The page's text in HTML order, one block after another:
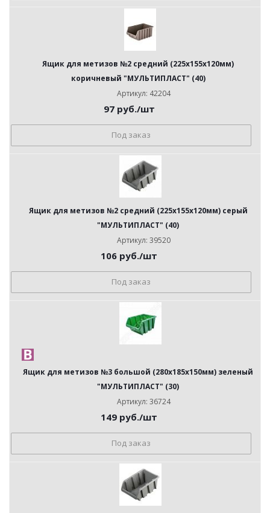
Ящик для метизов №2 средний (225х155х120мм)
коричневый "МУЛЬТИПЛАСТ" (40)
Артикул: 42204
97руб./шт
Под заказ
Ящик для метизов №2 средний (225х155х120мм) серый
"МУЛЬТИПЛАСТ" (40)
Артикул: 39520
106 руб./шт
Под заказ
Ящик для метизов №3 большой (280х185х150мм) зеленый
"МУЛЬТИПЛАСТ" (30)
Артикул: 36724
149 руб./шт
Под заказ